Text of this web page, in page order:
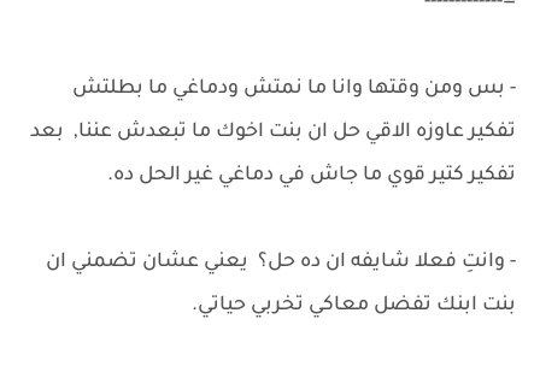
- بس ومن وقتها وانا ما نمتش ودماغي ما بطلتش
تفكير عاوزه الاقي حل ان بنت اخوك ما تبعدش عننا, بعد
تفكير كتير قوي ما جاش في دماغي غير الحل ده.
- وانتِ فعلا شايفه ان ده حل؟ يعني عشان تضمني ان
بنت ابنك تفضل معاكي تخربي حياتي.